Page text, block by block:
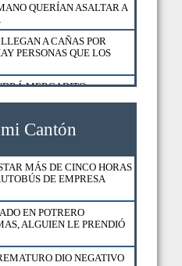
QUERÍAN ASALTAR A
A CAÑAS POR
PERSONAS QUE LOS
MERCADITO
PROGRAMA DE
PUERTAS CON 17
Y SEGURO MÉDICO
Y FUERON
POLICÍA DE MIGRACIÓN
A 23 GALLOS DE
Cantón
MÁS DE CINCO HORAS
DE EMPRESA
EN POTRERO
ALGUIEN LE PRENDIÓ
DIO NEGATIVO